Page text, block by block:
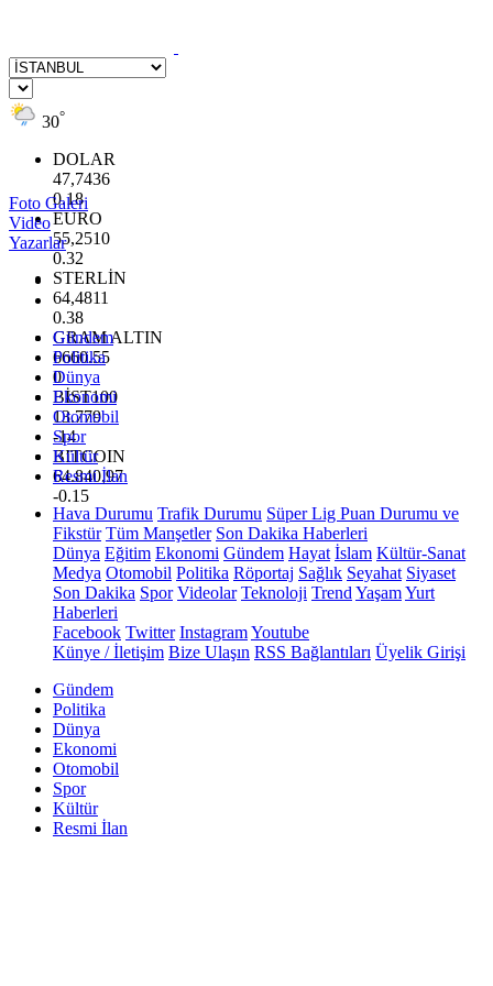
30°
DOLAR
47,7436
0.18
EURO
55,2510
0.32
STERLİN
64,4811
0.38
GRAM ALTIN
6660.55
0
BİST100
13.779
-14
BITCOIN
64.840,97
-0.15
Foto Galeri
Video
Yazarlar
Gündem
Politika
Dünya
Ekonomi
Otomobil
Spor
Kültür
Resmi İlan
Hava Durumu Trafik Durumu Süper Lig Puan Durumu ve
Fikstür Tüm Manşetler Son Dakika Haberleri
Dünya Eğitim Ekonomi Gündem Hayat İslam Kültür-Sanat
Medya Otomobil Politika Röportaj Sağlık Seyahat Siyaset
Son Dakika Spor Videolar Teknoloji Trend YaşamYurt
Haberleri
Facebook Twitter InstagramYoutube
Künye / İletişim Bize Ulaşın RSS Bağlantıları Üyelik Girişi
Gündem
Politika
Dünya
Ekonomi
Otomobil
Spor
Kültür
Resmi İlan